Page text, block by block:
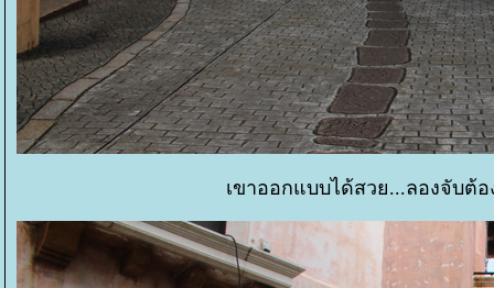
เขาออกแบบได้สวย...ลองจับต้